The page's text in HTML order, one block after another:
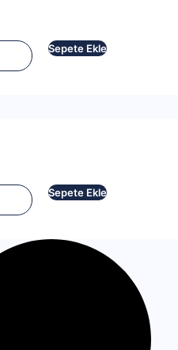
Sepete Ekle
Sepete Ekle